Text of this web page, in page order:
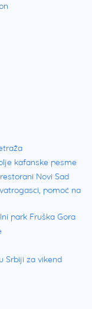
kafanske pesme
Novi Sad
pomoć na
park Fruška Gora
Srbiji za vikend